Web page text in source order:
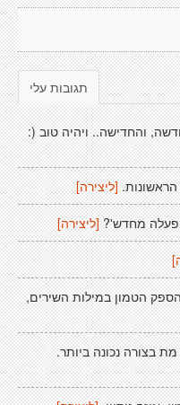
תגובות עלי
והחדישה.. ויהיה טוב (:
[ליצירה]
מחדש'? [ליצירה]
הטמון במילות השירים,
בצורה נכונה ביותר.